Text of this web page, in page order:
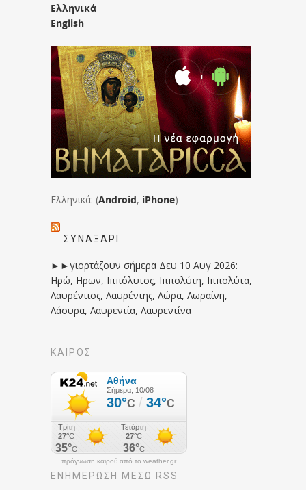
Ελληνικά
English
Ελληνικά: (Android, iPhone)
ΣΥΝΑΞΆΡΙ
►►γιορτάζουν σήμερα Δευ 10 Αυγ 2026:
Ηρώ, Ηρων, Ιππόλυτος, Ιππολύτη, Ιππολύτα,
Λαυρέντιος, Λαυρέντης, Λώρα, Λωραίνη,
Λάουρα, Λαυρεντία, Λαυρεντίνα
ΚΑΙΡΟΣ
πρόγνωση καιρού από το weather.gr
ΕΝΗΜΈΡΩΣΉ ΜΕΣΩ RSS